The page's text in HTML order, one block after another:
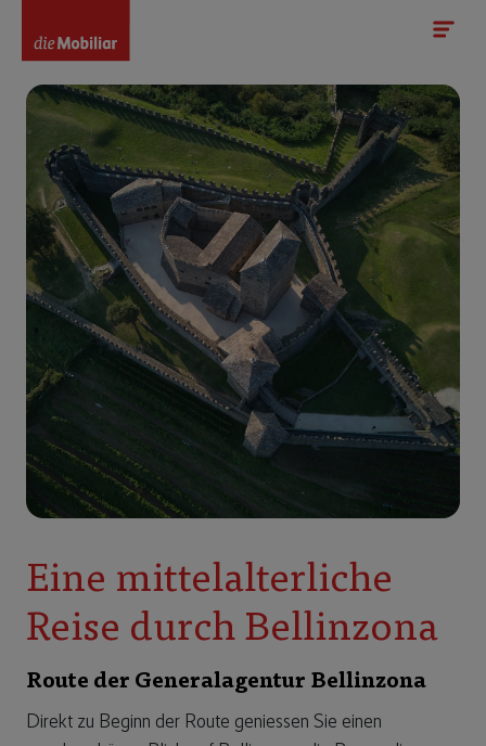
Eine mittelalterliche
Reise durch Bellinzona
Route der Generalagentur Bellinzona
Direkt zu Beginn der Route geniessen Sie einen